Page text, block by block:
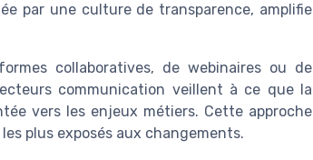
par une culture de transparence, amplifie
collaboratives, de webinaires ou de
communication veillent à ce que la
vers les enjeux métiers. Cette approche
plus exposés aux changements.